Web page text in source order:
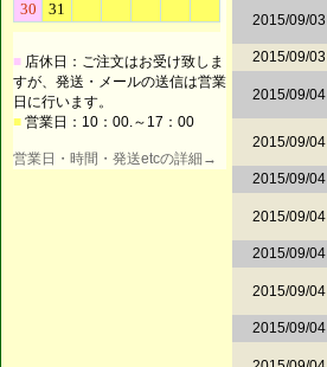
■ 店休日：ご注文はお受け致しま
すが、発送・メールの送信は営業
日に行います。
■ 営業日：10：00.～17：00
営業日・時間・発送etcの詳細→
2015/09/03
2015/09/03
2015/09/04
2015/09/04
2015/09/04
2015/09/04
2015/09/04
2015/09/04
2015/09/04